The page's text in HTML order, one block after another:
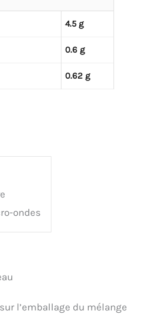
4.5 g
0.6 g
0.62 g
ondes
l’emballage du mélange